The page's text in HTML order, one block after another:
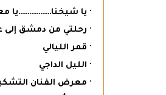
· يا شيخنا………………يا
· رحلتي من دمشق إلى
· قمر الليالي
· الليل الداجي
· معرض الفنان